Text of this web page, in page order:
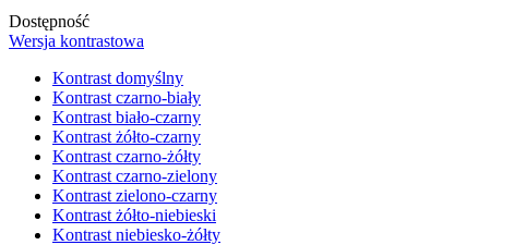
Dostępność
Wersja kontrastowa
Kontrast domyślny
Kontrast czarno-biały
Kontrast biało-czarny
Kontrast żółto-czarny
Kontrast czarno-żółty
Kontrast czarno-zielony
Kontrast zielono-czarny
Kontrast żółto-niebieski
Kontrast niebiesko-żółty